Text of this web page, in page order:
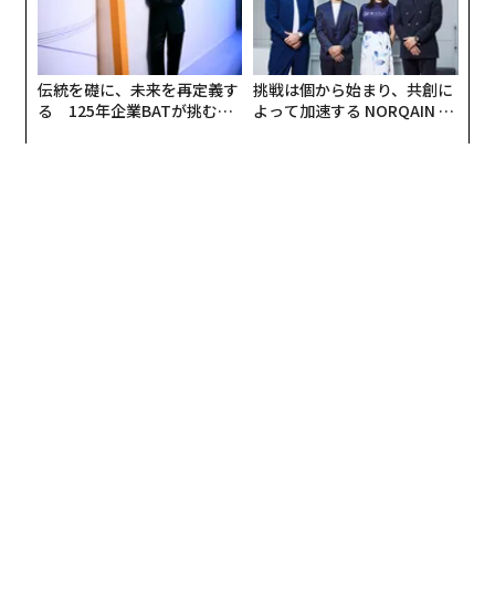
伝統を礎に、未来を再定義す
る 125年企業BATが挑むス
挑戦は個から始まり、共創に
よって加速する NORQAIN JA